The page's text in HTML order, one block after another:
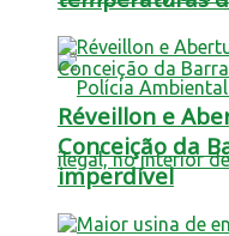
Réveillon e
Conceição da
imperdível